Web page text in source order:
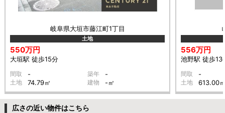
岐阜県大垣市藤江町1丁目
土地
550万円
大垣駅 徒歩15分
間取 - 築年 -
土地 74.79㎡ 建物 -㎡
556万円
池野駅 徒歩13
間取 -
土地 613.00
広さの近い物件はこちら